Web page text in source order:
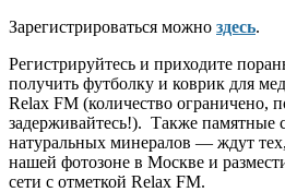
Зарегистрироваться можно здесь.
Регистрируйтесь и приходите
получить футболку и коврик для
Relax FM (количество ограничено,
задерживайтесь!). Также
натуральных минералов — ждут
нашей фотозоне в Москве и
сети с отметкой Relax FM.